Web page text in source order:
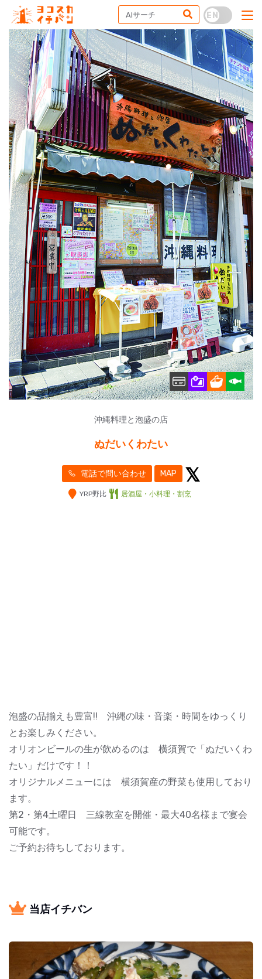
沖縄料理と泡盛の店
ぬだいくわたい
電話で問い合わせ MAP
YRP野比 居酒屋・小料理・割烹
泡盛の品揃えも豊富!! 沖縄の味・音楽・時間をゆっくり
とお楽しみください。
オリオンビールの生が飲めるのは 横須賀で「ぬだいくわ
たい」だけです！！
オリジナルメニューには 横須賀産の野菜も使用しており
ます。
第2・第4土曜日 三線教室を開催・最大40名様まで宴会
可能です。
ご予約お待ちしております。
当店イチバン